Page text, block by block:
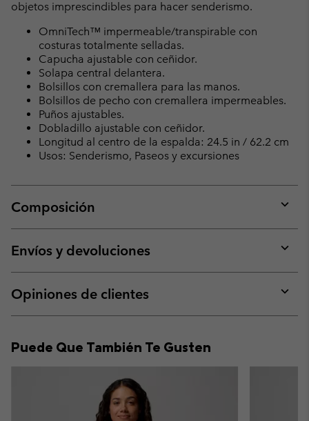
objetos imprescindibles para hacer senderismo.
OmniTech™ impermeable/transpirable con
costuras totalmente selladas.
Capucha ajustable con ceñidor.
Solapa central delantera.
Bolsillos con cremallera para las manos.
Bolsillos de pecho con cremallera impermeables.
Puños ajustables.
Dobladillo ajustable con ceñidor.
Longitud al centro de la espalda: 24.5 in / 62.2 cm
Usos: Senderismo, Paseos y excursiones
Composición
or
Envíos y devoluciones
or
Opiniones de clientes
or
Puede Que También Te Gusten